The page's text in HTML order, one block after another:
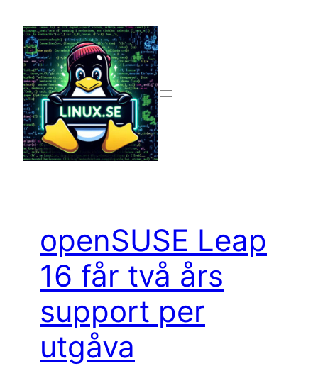
innehåll
openSUSE Leap
16 får två års
support per
utgåva